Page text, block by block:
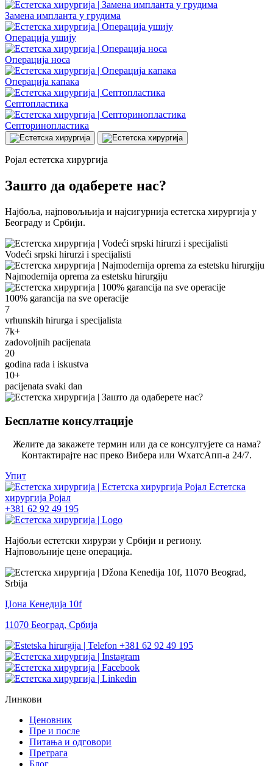
Замена импланта у грудима
Операција ушију
Операција носа
Операција капака
Септопластика
Септоринопластика
Ројал естетска хирургија
Зашто да одаберете нас?
Најбоља, најповољњија и најсигурнија естетска хирургија у
Београду и Србији.
Vodeći srpski hirurzi i specijalisti
Najmodernija oprema za estetsku hirurgiju
100% garancija na sve operacije
7
vrhunskih hirurga i specijalista
7k+
zadovoljnih pacijenata
20
godina rada i iskustva
10+
pacijenata svaki dan
Бесплатне консултације
Желите да закажете термин или да се консултујете са нама?
Контактирајте нас преко Вибера или WхатсАпп-а 24/7.
Упит
+381 62 92 49 195
Најбољи естетски хирурзи у Србији и региону.
Најповољније цене операција.
Џона Кенедија 10f
11070 Београд, Србија
+381 62 92 49 195
Линкови
Ценовник
Пре и после
Питања и одговори
Претрага